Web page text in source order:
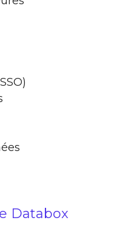
Databox